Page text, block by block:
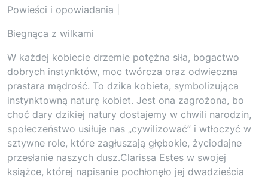
Powieści i opowiadania |
Biegnąca z wilkami
W każdej kobiecie drzemie potężna siła, bogactwo
dobrych instynktów, moc twórcza oraz odwieczna
prastara mądrość. To dzika kobieta, symbolizująca
instynktowną naturę kobiet. Jest ona zagrożona, bo
choć dary dzikiej natury dostajemy w chwili narodzin,
społeczeństwo usiłuje nas „cywilizować” i wtłoczyć w
sztywne role, które zagłuszają głębokie, życiodajne
przesłanie naszych dusz.Clarissa Estes w swojej
książce, której napisanie pochłonęło jej dwadzieścia